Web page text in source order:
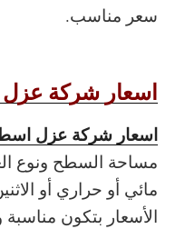
سعر مناسب.
اسعار شركة
اسعار شركة عزل
مساحة السطح ونوع
مائي أو حراري أو
الأسعار بتكون